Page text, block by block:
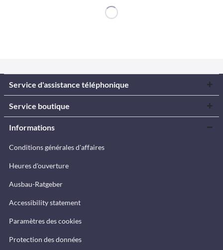
Service d'assistance téléphonique
Service boutique
Informations
Conditions générales d'affaires
Heures d'ouverture
Ausbau-Ratgeber
Accessibility statement
Paramètres des cookies
Protection des données